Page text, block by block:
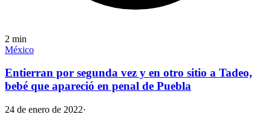
2 min
México
Entierran por segunda vez y en otro sitio a Tadeo,
bebé que apareció en penal de Puebla
24 de enero de 2022·